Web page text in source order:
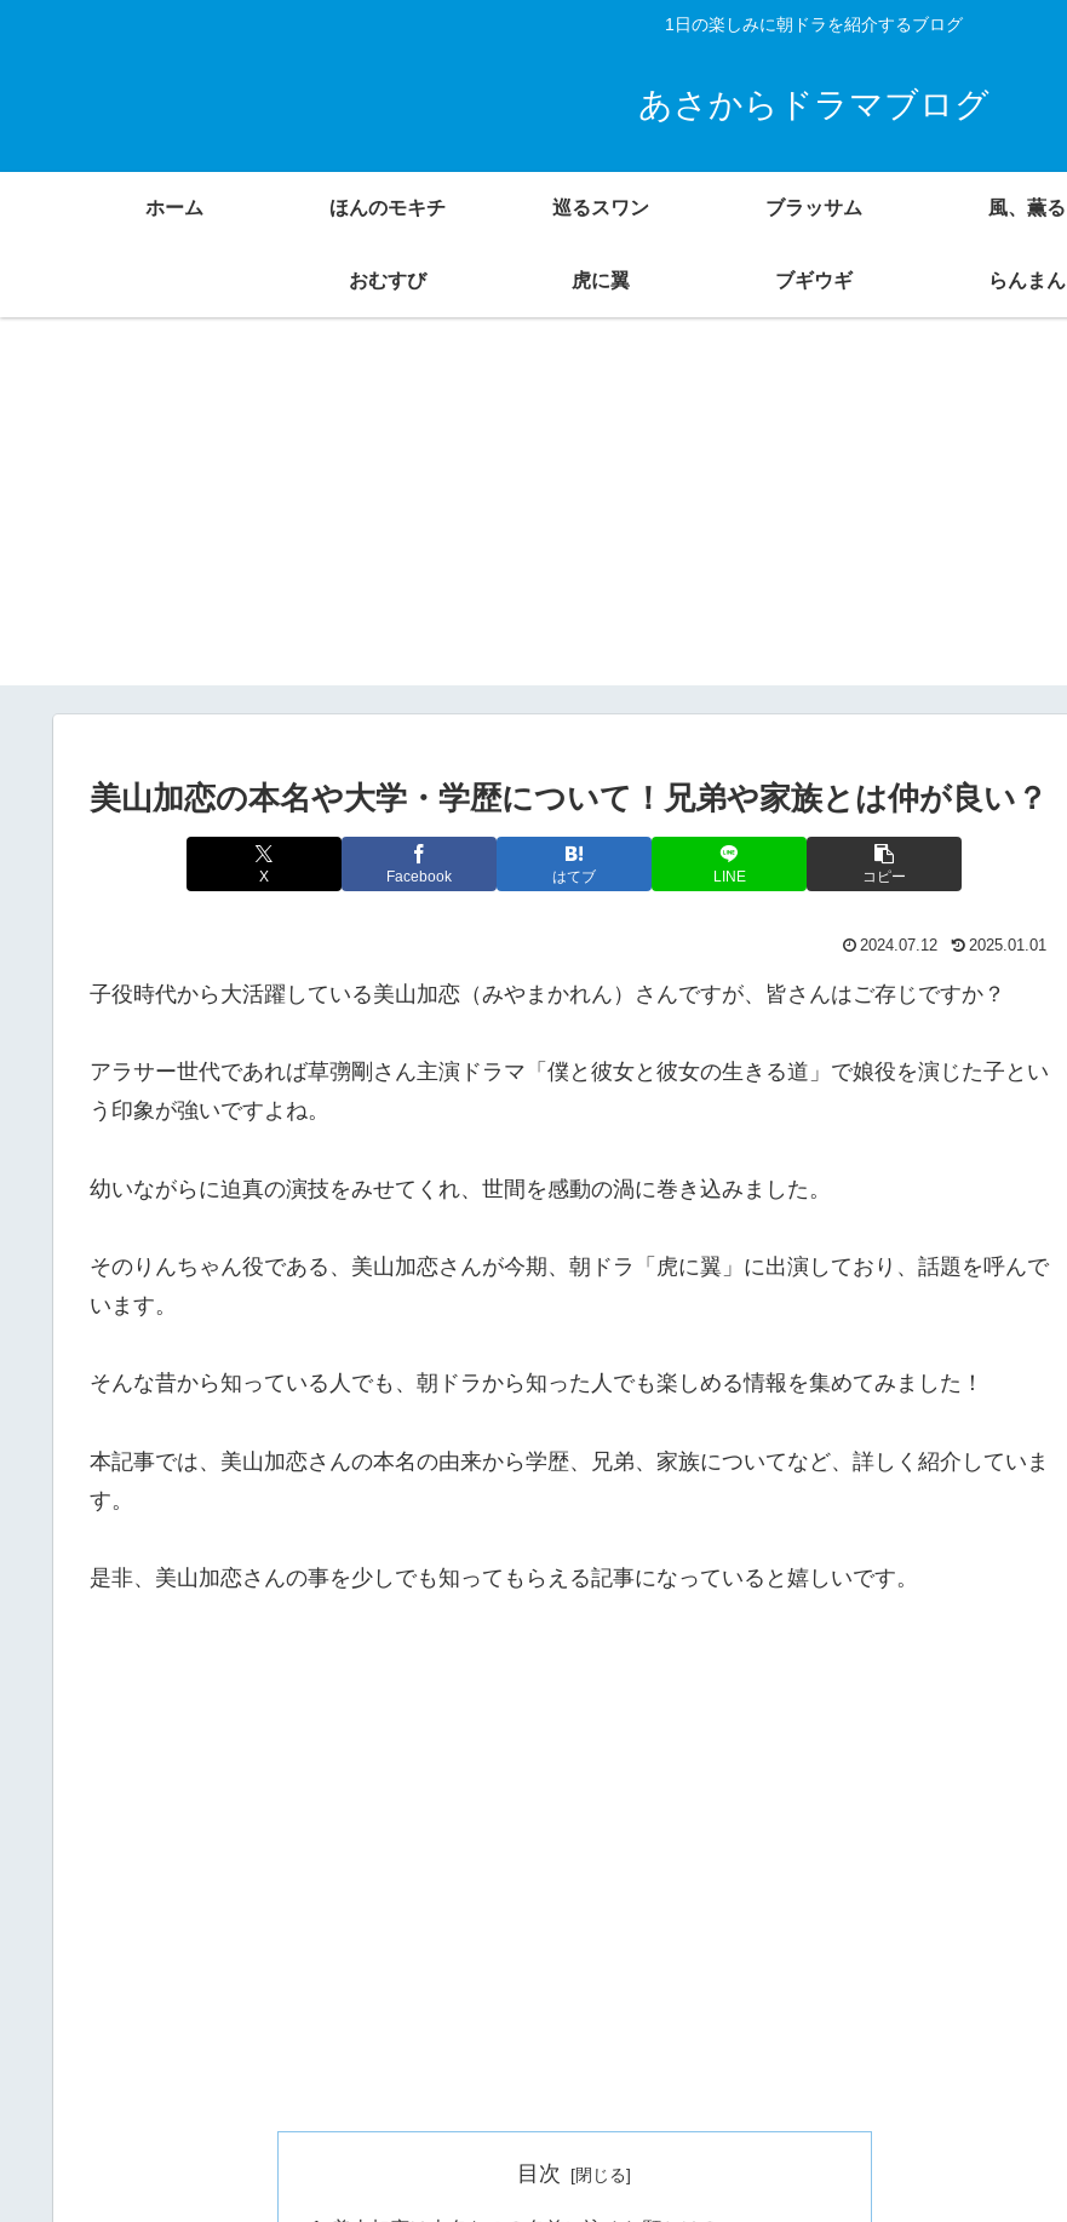
1日の楽しみに朝ドラを紹介するブログ
あさからドラマブログ
ホーム ほんのモキチ 巡るスワン ブラッサム 風、薫る
おむすび 虎に翼 ブギウギ らんまん
美山加恋の本名や大学・学歴について！兄弟や家族とは仲が良い？
X Facebook はてブ LINE コピー
2024.07.12 2025.01.01
子役時代から大活躍している美山加恋（みやまかれん）さんですが、皆さんはご存じですか？
アラサー世代であれば草彅剛さん主演ドラマ「僕と彼女と彼女の生きる道」で娘役を演じた子とい
う印象が強いですよね。
幼いながらに迫真の演技をみせてくれ、世間を感動の渦に巻き込みました。
そのりんちゃん役である、美山加恋さんが今期、朝ドラ「虎に翼」に出演しており、話題を呼んで
います。
そんな昔から知っている人でも、朝ドラから知った人でも楽しめる情報を集めてみました！
本記事では、美山加恋さんの本名の由来から学歴、兄弟、家族についてなど、詳しく紹介していま
す。
是非、美山加恋さんの事を少しでも知ってもらえる記事になっていると嬉しいです。
目次